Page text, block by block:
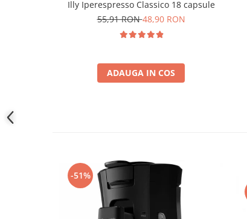
Illy Iperespresso Classico 18 capsule
55,91 RON48,90 RON
ADAUGA IN COS
-51%